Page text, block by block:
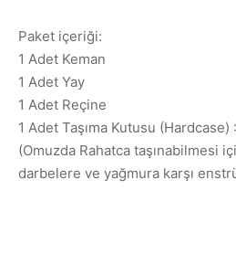
Paket içeriği:
1 Adet Keman
1 Adet Yay
1 Adet Reçine
1 Adet Taşıma Kutusu (Hardcase)
(Omuzda Rahatca taşınabilmesi
darbelere ve yağmura karşı